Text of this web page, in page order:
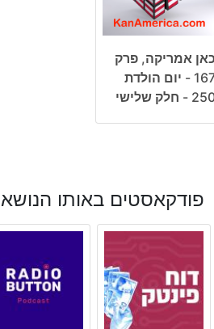
אמריקה, פרק
167 - יום הולדת
- חלק שלישי
פודקאסטים באותו הנושא